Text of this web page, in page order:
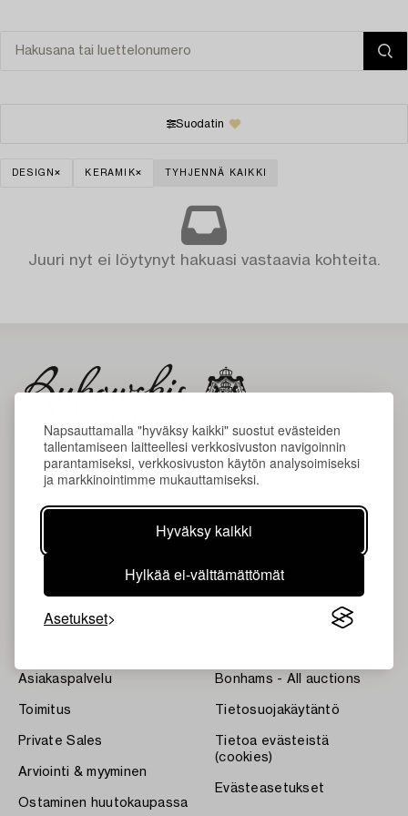
Napsauttamalla "hyväksy kaikki" suostut evästeiden
tallentamiseen laitteellesi verkkosivuston navigoinnin
parantamiseksi, verkkosivuston käytön analysoimiseksi
ja markkinointimme mukauttamiseksi.
Hyväksy kaikki
Hylkää ei-välttämättömät
Asetukset
Suodatin
DESIGN KERAMIK TYHJENNÄ KAIKKI
Juuri nyt ei löytynyt hakuasi vastaavia kohteita.
Tietoa Bukowskista
asiantuntijoihimme
Uutiset
Asiakaspalvelu
Toimitus
Private Sales
Arviointi & myyminen
Ostaminen huutokaupassa
Ehdot
Bukipedia
Systembolaget's Wine and
Bonhams - All auctions
Tietosuojakäytäntö
Tietoa evästeistä
(cookies)
Evästeasetukset